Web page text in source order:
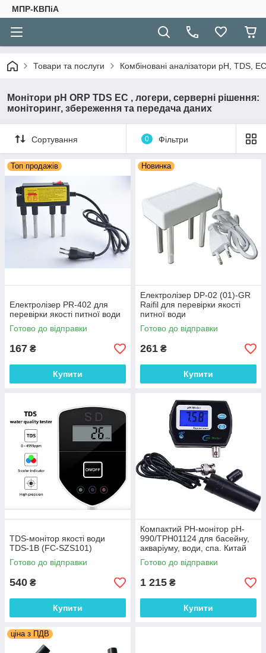
МПР-КВПіА
Товари та послуги Комбіновані аналізатори pH, TDS,
Монітори рН ORP TDS EC , логери, серверні рішення:
моніторинг, збереження та передача даних
Сортування 0 Фільтри
Топ продажів
Електролізер PR-402 для
перевірки якості питної води
Готово до відправки
167 ₴
Купити
Новинка
Електролізер DP-02 (01)-GR
Raifil для перевірки якості
питної води
Готово до відправки
261 ₴
Купити
TDS-монітор якості води
TDS-1В (FC-SZS101)
Готово до відправки
540 ₴
Купити
Компактий PH-монітор pH-
990/TPH01124 для басейну,
акваріуму, води, спа. Китай
Готово до відправки
1 215 ₴
Купити
ціна з ПДВ